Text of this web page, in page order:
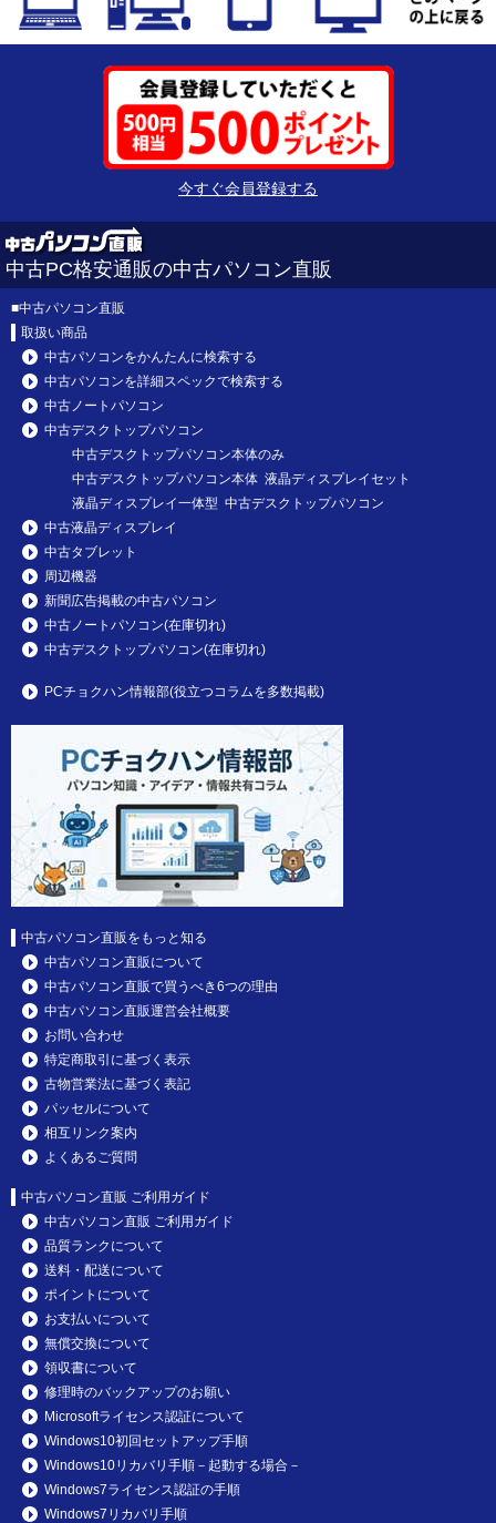
今すぐ会員登録する
中古PC格安通販の中古パソコン直販
■中古パソコン直販
取扱い商品
中古パソコンをかんたんに検索する
中古パソコンを詳細スペックで検索する
中古ノートパソコン
中古デスクトップパソコン
中古デスクトップパソコン本体のみ
中古デスクトップパソコン本体 液晶ディスプレイセット
液晶ディスプレイ一体型 中古デスクトップパソコン
中古液晶ディスプレイ
中古タブレット
周辺機器
新聞広告掲載の中古パソコン
中古ノートパソコン(在庫切れ)
中古デスクトップパソコン(在庫切れ)
PCチョクハン情報部(役立つコラムを多数掲載)
中古パソコン直販をもっと知る
中古パソコン直販について
中古パソコン直販で買うべき6つの理由
中古パソコン直販運営会社概要
お問い合わせ
特定商取引に基づく表示
古物営業法に基づく表記
パッセルについて
相互リンク案内
よくあるご質問
中古パソコン直販 ご利用ガイド
中古パソコン直販 ご利用ガイド
品質ランクについて
送料・配送について
ポイントについて
お支払いについて
無償交換について
領収書について
修理時のバックアップのお願い
Microsoftライセンス認証について
Windows10初回セットアップ手順
Windows10リカバリ手順－起動する場合－
Windows7ライセンス認証の手順
Windows7リカバリ手順